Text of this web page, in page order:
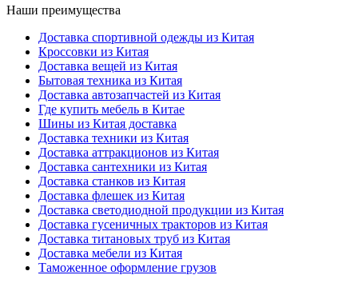
Наши преимущества
Доставка спортивной одежды из Китая
Кроссовки из Китая
Доставка вещей из Китая
Бытовая техника из Китая
Доставка автозапчастей из Китая
Где купить мебель в Китае
Шины из Китая доставка
Доставка техники из Китая
Доставка аттракционов из Китая
Доставка сантехники из Китая
Доставка станков из Китая
Доставка флешек из Китая
Доставка светодиодной продукции из Китая
Доставка гусеничных тракторов из Китая
Доставка титановых труб из Китая
Доставка мебели из Китая
Таможенное оформление грузов